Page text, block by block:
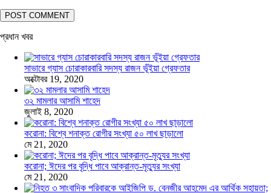
প্রধান খবর
সাভারে গ্যাস চোরাকারবারি সদস্য রাজন ভূঁইয়া গ্রেফতার
অক্টোবর 19, 2020
৩২ মামলার আসামি শাহেদ
জুলাই 8, 2020
করোনা: বিশ্বে শনাক্ত রোগীর সংখ্যা ৫০ লাখ ছাড়ালো
মে 21, 2020
করোনা; ঈদের পর বৃদ্ধি পাবে আক্রান্ত-মৃত্যুর সংখ্যা
মে 21, 2020